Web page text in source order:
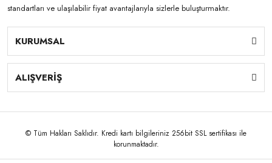
standartları ve ulaşılabilir fiyat avantajlarıyla sizlerle buluşturmaktır.
KURUMSAL
ALIŞVERİŞ
© Tüm Hakları Saklıdır. Kredi kartı bilgileriniz 256bit SSL sertifikası ile
korunmaktadır.